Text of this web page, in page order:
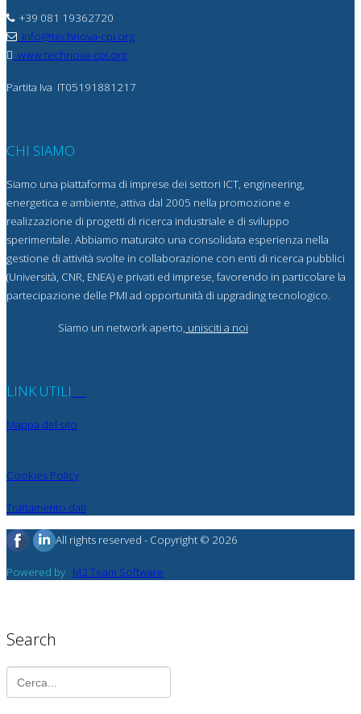
+39 081 19362720
info@technova-cpi.org
www.technova-cpi.org
Partita Iva IT05191881217
CHI SIAMO
Siamo una piattaforma di imprese dei settori ICT, engineering,
energetica e ambiente, attiva dal 2005 nella promozione e
realizzazione di progetti di ricerca industriale e di sviluppo
sperimentale. Abbiamo maturato una consolidata esperienza nella
gestione di attività svolte in collaborazione con enti di ricerca pubblici
(Università, CNR, ENEA) e privati ed imprese, favorendo in particolare la
partecipazione delle PMI ad opportunità di upgrading tecnologico.
Siamo un network aperto, unisciti a noi
LINK UTILI
Mappa del sito
Cookies Policy
Trattamento dati
All rights reserved - Copyright © 2026
Powered by M2 Team Software
Search